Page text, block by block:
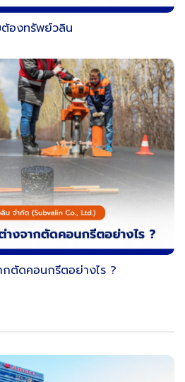
ต้องทรัพย์วลิน
ตัดคอนกรีตอย่างไร ?